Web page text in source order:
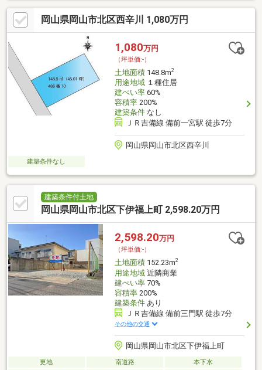
ハウスメーカー・工務店で建築可能・都市ガスに対応▼周辺環
境・ファミリーマート岡山岩田店 徒歩1分(約80m)・岡山市立岡山
中央小学校 徒歩10分(約780m)・野田屋町公園 徒歩5分(約330m)■
ご希望の住まい探しをお手伝いします ━━━━━・・・物件の詳
細・ご相談はお気軽にお問い合わせください。
岡山県岡山市北区西辛川 1,080万円
1,080万円
（坪単価:-）
土地面積148.8m2
用途地域１種住居
建ぺい率60%
容積率200%
建築条件なし
ＪＲ吉備線 備前一宮駅 徒歩7分
岡山県岡山市北区西辛川
建築条件なし
建築条件付土地
岡山県岡山市北区下伊福上町 2,598.20万円
2,598.20万円
（坪単価:-）
土地面積152.23m2
用途地域近隣商業
建ぺい率70%
容積率200%
建築条件あり
ＪＲ吉備線 備前三門駅 徒歩7分
その他の交通
岡山県岡山市北区下伊福上町
更地 南道路
本下水